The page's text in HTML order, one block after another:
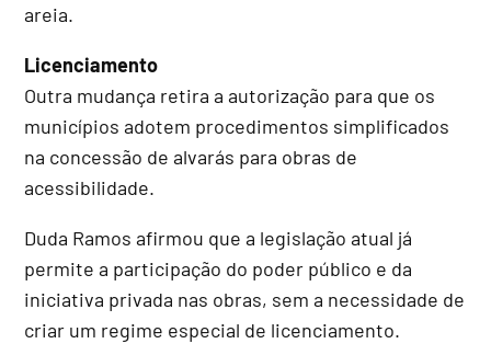
areia.
Licenciamento
Outra mudança retira a autorização para que os
municípios adotem procedimentos simplificados
na concessão de alvarás para obras de
acessibilidade.
Duda Ramos afirmou que a legislação atual já
permite a participação do poder público e da
iniciativa privada nas obras, sem a necessidade de
criar um regime especial de licenciamento.